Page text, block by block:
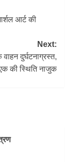
आर्ट की
Next:
दुर्घटनाग्रस्त,
की स्थिति नाजुक